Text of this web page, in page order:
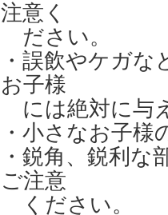
注意く
ださい。
・誤飲やケガ
お子様
には絶対に与
・小さなお子
・鋭角、鋭利
ご注意
ください。